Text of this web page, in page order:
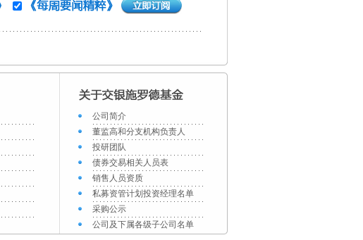
公司简介
董监高和分支机构负责人
投研团队
债券交易相关人员表
销售人员资质
私募资管计划投资经理名单
采购公示
公司及下属各级子公司名单